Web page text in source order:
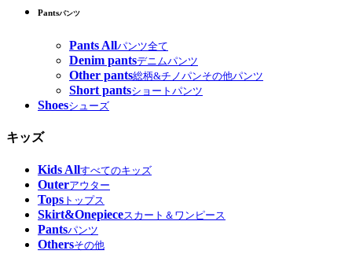
Pantsパンツ
Pants Allパンツ全て
Denim pantsデニムパンツ
Other pants総柄&チノパンその他パンツ
Short pantsショートパンツ
Shoesシューズ
キッズ
Kids Allすべてのキッズ
Outerアウター
Tops トップス
Skirt&Onepieceスカート＆ワンピース
Pantsパンツ
Othersその他